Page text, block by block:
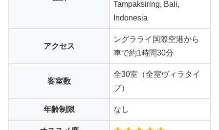
Tampaksiring, Bali,
Indonesia
アクセス
ングラライ国際空港から
車で約1時間30分
客室数
全30室（全室ヴィラタイ
プ）
年齢制限 なし